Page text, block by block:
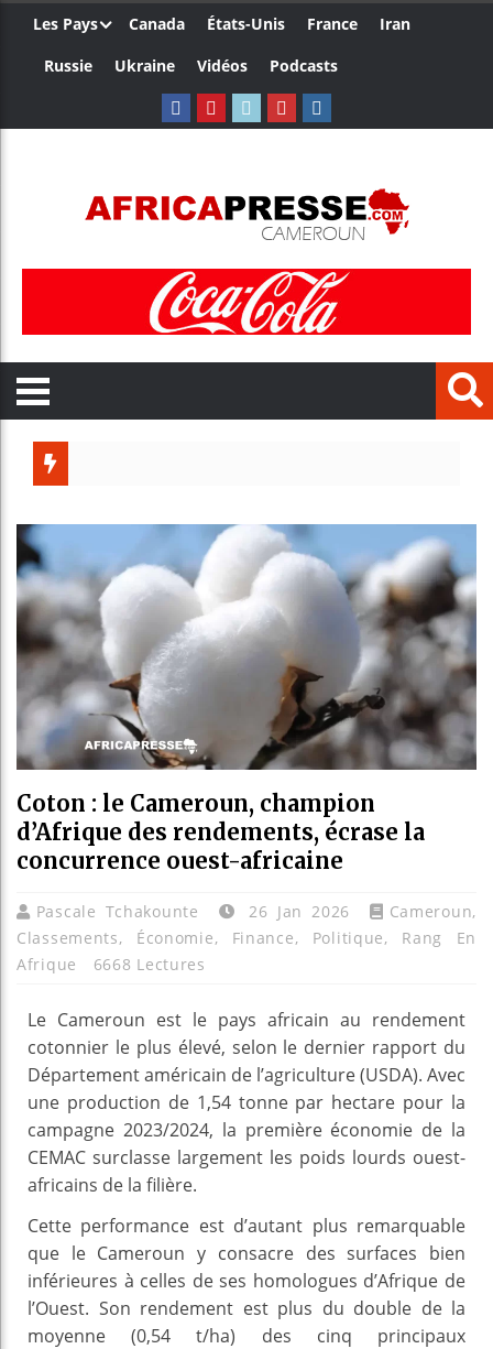
Les Pays Canada États-Unis France
Iran
Russie
Ukraine Vidéos Podcasts
Bénin :
Aliko
Coton : le Cameroun, champion
d’Afrique des rendements, écrase la
concurrence ouest-africaine
Pascale Tchakounte 26 Jan 2026 Cameroun,
Classements, Économie, Finance, Politique, Rang En
Afrique
6668 Lectures
Le Cameroun est le pays africain au rendement
cotonnier le plus élevé, selon le dernier rapport du
Département américain de l’agriculture (USDA). Avec
une production de 1,54 tonne par hectare pour la
campagne 2023/2024, la première économie de la
CEMAC surclasse largement les poids lourds ouest-
africains de la filière.
Cette performance est d’autant plus remarquable
que le Cameroun y consacre des surfaces bien
inférieures à celles de ses homologues d’Afrique de
l’Ouest. Son rendement est plus du double de la
moyenne (0,54 t/ha) des cinq principaux